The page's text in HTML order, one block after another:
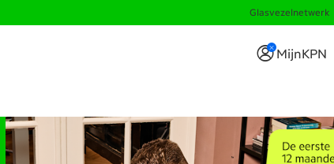
Glasvezelnetwerk
MijnKPN